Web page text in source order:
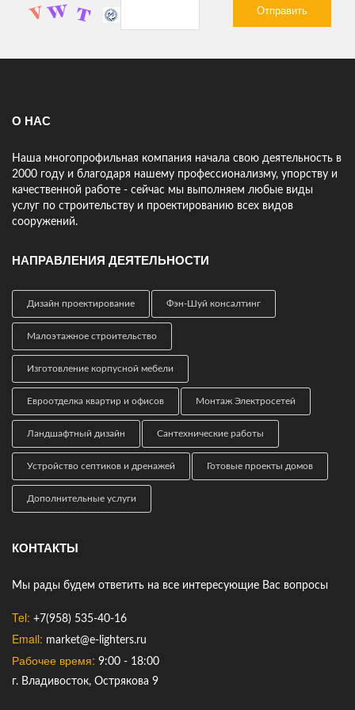
Спасибо!
Только начинаю работать с компанией 25Строй но сразу видно
О НАС
Наша многопрофильная компания начала свою деятельность в
2000 году и благодаря нашему профессионализму, упорству и
качественной работе - сейчас мы выполняем любые виды
услуг по строительству и проектированию всех видов
сооружений.
НАПРАВЛЕНИЯ ДЕЯТЕЛЬНОСТИ
Дизайн проектирование Фэн-Шуй консалтинг
Малоэтажное строительство
Изготовление корпусной мебели
Евроотделка квартир и офисов Монтаж Электросетей
Ландшафтный дизайн Сантехнические работы
Устройство септиков и дренажей Готовые проекты домов
Дополнительные услуги
КОНТАКТЫ
Мы рады будем ответить на все интересующие Вас вопросы
Tel: +7(958) 535-40-16
Email: market@e-lighters.ru
Рабочее время: 9:00 - 18:00
г. Владивосток, Острякова 9